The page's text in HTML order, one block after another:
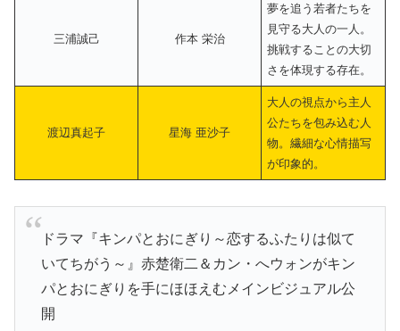
三浦誠己 作本 栄治
夢を追う若者たちを
見守る大人の一人。
挑戦することの大切
さを体現する存在。
渡辺真起子 星海 亜沙子
大人の視点から主人
公たちを包み込む人
物。繊細な心情描写
が印象的。
ドラマ『キンパとおにぎり～恋するふたりは似て
いてちがう～』赤楚衛二＆カン・へウォンがキン
パとおにぎりを手にほほえむメインビジュアル公
開